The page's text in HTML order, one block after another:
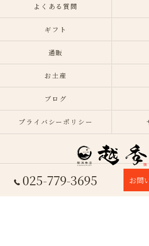
025-779-3695 お問
よくある質問
ギフト
通販
お土産
ブログ
プライバシーポリシー
© 2026 新潟の特産品なら株式会社越季 ALL